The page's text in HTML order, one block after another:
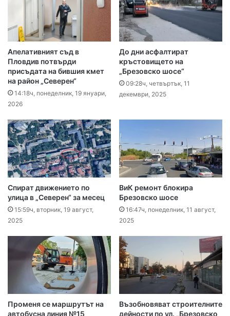
Апелативният съд в
Пловдив потвърди
присъдата на бившия кмет
на район „Северен“
14:18ч, понеделник, 19 януари,
2026
До дни асфалтират
кръстовището на
„Брезовско шосе“
09:28ч, четвъртък, 11
декември, 2025
Спират движението по
улица в „Северен“ за месец
15:59ч, вторник, 19 август,
2025
ВиК ремонт блокира
Брезовско шосе
16:47ч, понеделник, 11 август,
2025
Променя се маршрутът на
автобусна линия №15
Възобновяват строителните
дейности по ул. „Брезовско